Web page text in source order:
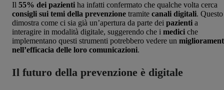
Il 55% dei pazienti ha infatti confermato che qualche volta cerca
consigli sui temi della prevenzione tramite canali digitali. Questo
dimostra come ci sia già un’apertura da parte dei pazienti a
interagire in modalità digitale, suggerendo che i medici che
implementano questi strumenti potrebbero vedere un
nell’efficacia delle loro comunicazioni.
Il futuro della prevenzione è digitale